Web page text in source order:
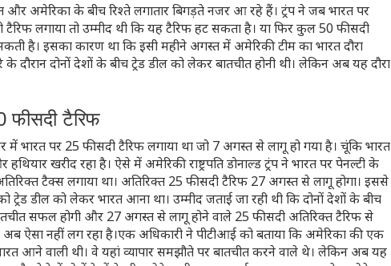
और अमेरिका के बीच रिश्ते लगातार बिगड़ते नजर आ रहे हैं। ट्रंप ने जब भारत पर
टैरिफ लगाया तो उम्मीद थी कि यह टैरिफ हट सकता है। या फिर कुल 50 फीसदी
है। इसका कारण था कि इसी महीने अगस्त में अमेरिकी टीम का भारत दौरा
के दौरान दोनों देशों के बीच ट्रेड डील को लेकर बातचीत होनी थी। लेकिन अब यह दौरा
टैरिफ
में भारत पर 25 फीसदी टैरिफ लगाया था जो 7 अगस्त से लागू हो गया है। चूंकि भारत
खरीद रहा है। ऐसे में अमेरिकी राष्ट्रपति डोनाल्ड ट्रंप ने भारत पर पेनल्टी के
टैक्स लगाया था। अतिरिक्त 25 फीसदी टैरिफ 27 अगस्त से लागू होगा। इससे
ट्रेड डील को लेकर भारत आना था। उम्मीद जताई जा रही थी कि दोनों देशों के बीच
सफल होगी और 27 अगस्त से लागू होने वाले 25 फीसदी अतिरिक्त टैरिफ से
अब ऐसा नहीं लग रहा है।एक अधिकारी ने पीटीआई को बताया कि अमेरिका की एक
आने वाली थी। वे यहां व्यापार समझौते पर बातचीत करने वाले थे। लेकिन अब यह